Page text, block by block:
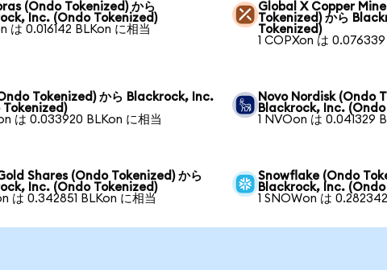
(Ondo Tokenized) から
Inc. (Ondo Tokenized)
は 0.016142 BLKon に相当
Global X Copper
Tokenized) から
Tokenized)
1 COPXon は
Tokenized) から Blackrock, Inc.
Tokenized)
は 0.033920 BLKon に相当
Novo Nordisk (Ondo
Blackrock, Inc. (Ondo
1 NVOon は 0.041329
Shares (Ondo Tokenized) から
Inc. (Ondo Tokenized)
は 0.342851 BLKon に相当
Snowflake (Ondo
Blackrock, Inc. (Ondo
1 SNOWon は